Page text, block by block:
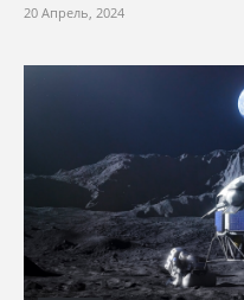
20 Апрель, 2024